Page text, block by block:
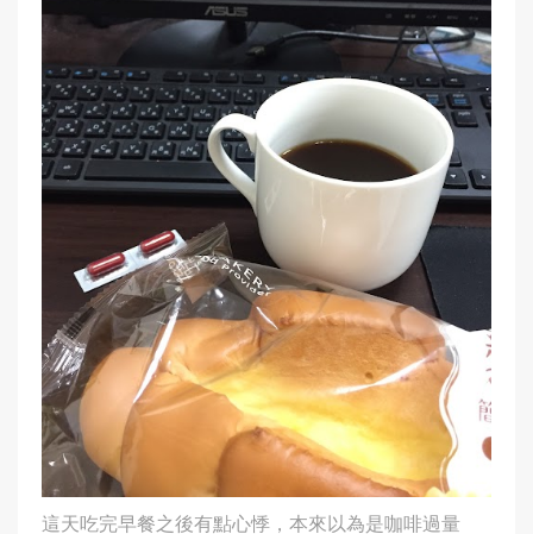
這天吃完早餐之後有點心悸，本來以為是咖啡過量